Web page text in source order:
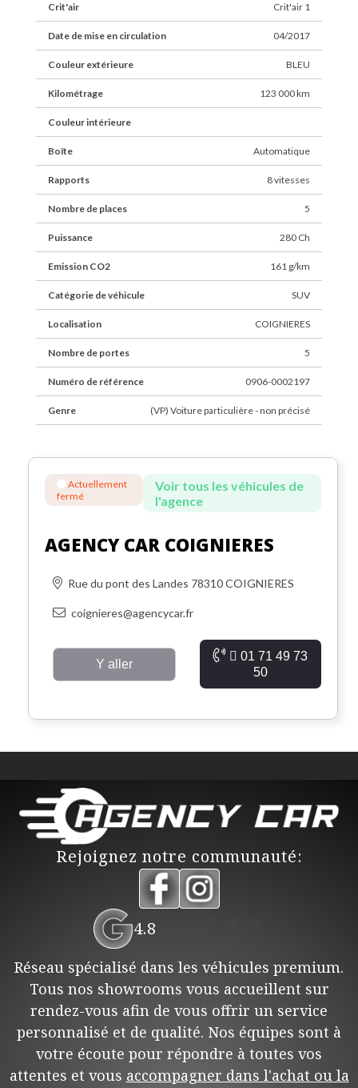
Crit'air Crit'air 1
Date de mise en circulation 04/2017
Couleur extérieure BLEU
Kilométrage 123 000 km
Couleur intérieure
Boîte Automatique
Rapports 8 vitesses
Nombre de places 5
Puissance 280 Ch
Emission CO2 161 g/km
Catégorie de véhicule SUV
Localisation COIGNIERES
Nombre de portes 5
Numéro de référence 0906-0002197
Genre (VP) Voiture particulière - non précisé
Actuellement
fermé
Voir tous les véhicules de
l'agence
AGENCY CAR COIGNIERES
Rue du pont des Landes 78310 COIGNIERES
coignieres@agencycar.fr
Y aller
01 71 49 73
50
Rejoignez notre communauté:
4.8
Réseau spécialisé dans les véhicules premium.
Tous nos showrooms vous accueillent sur
rendez-vous afin de vous offrir un service
personnalisé et de qualité. Nos équipes sont à
votre écoute pour répondre à toutes vos
attentes et vous accompagner dans l'achat ou la